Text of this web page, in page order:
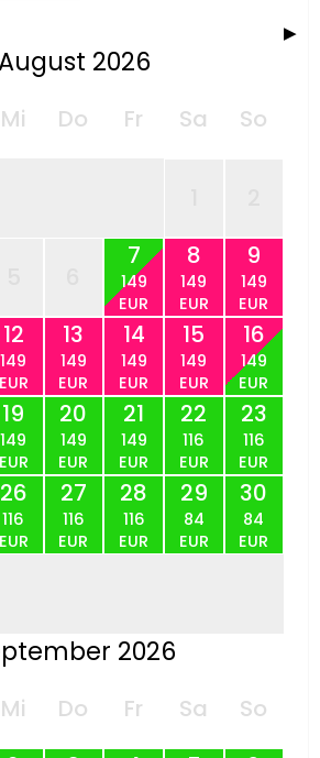
▶
2026
Mi Do Fr Sa So
7
149
EUR
8
149
EUR
9
149
EUR
12
149
EUR
13
149
EUR
14
149
EUR
15
149
EUR
16
149
EUR
19
149
EUR
20
149
EUR
21
149
EUR
22
116
EUR
23
116
EUR
26
116
EUR
27
116
EUR
28
116
EUR
29
84
EUR
30
84
EUR
2026
Mi Do Fr Sa
So